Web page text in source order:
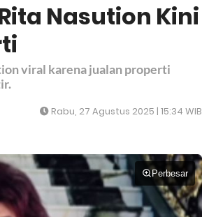
Nasution Kini
viral karena jualan properti
Rabu, 27 Agustus 2025 | 15:34 WIB
Perbesar